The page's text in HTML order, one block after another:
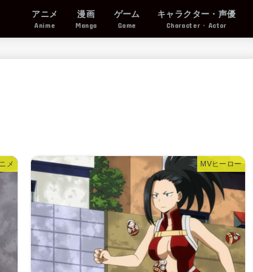
アニメ
Anime
漫画
Manga
ゲーム
Game
キャラクター・声優
Character・Actor
メ MVヒーロー